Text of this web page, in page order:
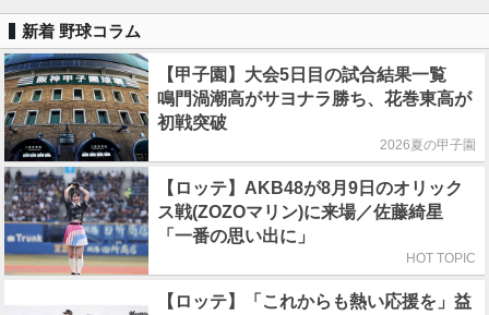
新着 野球コラム
【甲子園】大会5日目の試合結果一覧
鳴門渦潮高がサヨナラ勝ち、花巻東高が
初戦突破
2026夏の甲子園
【ロッテ】AKB48が8月9日のオリック
ス戦(ZOZOマリン)に来場／佐藤綺星
「一番の思い出に」
HOT TOPIC
【ロッテ】「これからも熱い応援を」益